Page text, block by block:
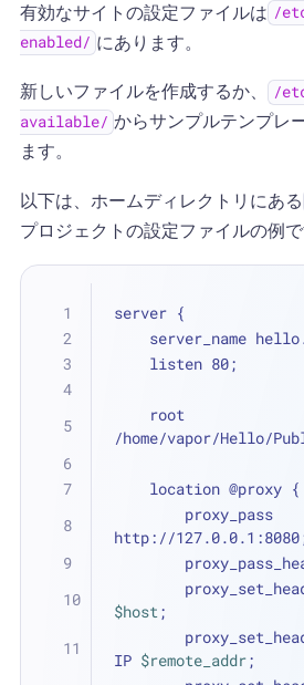
有効なサイトの設定ファイルは /
enabled/ にあります。
新しいファイルを作成するか、
/
available/ からサンプルテンプレ
ます。
以下は、ホームディレクトリにある
プロジェクトの設定ファイルの例で
server {
server_name
    listen 80;
/home/vapor/Hello/
    location @proxy {
http://
$host ;
IP $remote_addr;